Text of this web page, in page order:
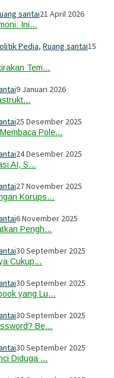
santai21 April 2026
Ini…
Pedia, Ruang santai15
Tem…
9 Januari 2026
25 Desember 2025
Pole…
24 Desember 2025
AI, S…
27 November 2025
Korups…
6 November 2025
Pengh…
30 September 2025
Cukup…
30 September 2025
yang Lu…
30 September 2025
Be…
30 September 2025
Diduga …